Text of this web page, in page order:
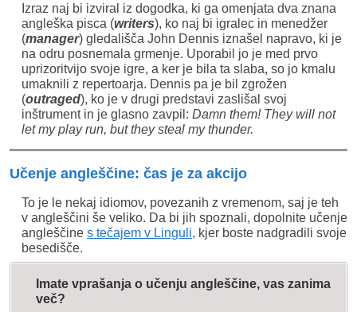
Izraz naj bi izviral iz dogodka, ki ga omenjata dva znana
angleška pisca (writers), ko naj bi igralec in menedžer
(manager) gledališča John Dennis iznašel napravo, ki je
na odru posnemala grmenje. Uporabil jo je med prvo
uprizoritvijo svoje igre, a ker je bila ta slaba, so jo kmalu
umaknili z repertoarja. Dennis pa je bil zgrožen
(outraged), ko je v drugi predstavi zaslišal svoj
inštrument in je glasno zavpil: Damn them! They will not
let my play run, but they steal my thunder.
Učenje angleščine: čas je za akcijo
To je le nekaj idiomov, povezanih z vremenom, saj je teh
v angleščini še veliko. Da bi jih spoznali, dopolnite učenje
angleščine s tečajem v Linguli, kjer boste nadgradili svoje
besedišče.
Imate vprašanja o učenju angleščine, vas zanima
več?